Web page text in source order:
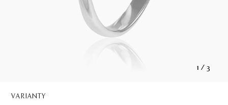
1 / 3
VARIANTY